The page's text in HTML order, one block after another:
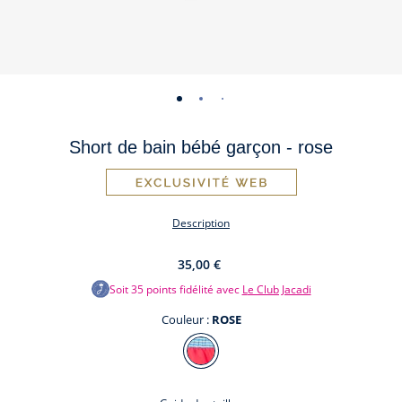
-
01 02 03
Short de bain bébé garçon - rose
Description
35,00 €
Soit35points fidélité avec Le Club Jacadi
Couleur : ROSE
Couleur
ROSE